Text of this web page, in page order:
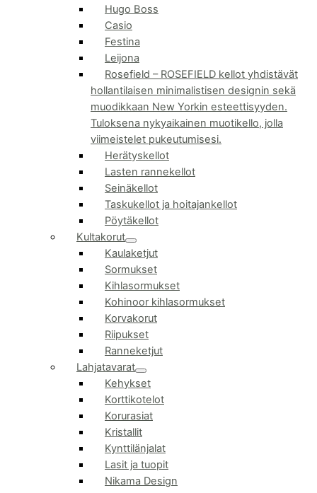
Hugo Boss
Casio
Festina
Leijona
Rosefield – ROSEFIELD kellot yhdistävät
hollantilaisen minimalistisen designin sekä
muodikkaan New Yorkin esteettisyyden.
Tuloksena nykyaikainen muotikello, jolla
viimeistelet pukeutumisesi.
Herätyskellot
Lasten rannekellot
Seinäkellot
Taskukellot ja hoitajankellot
Pöytäkellot
Kultakorut
Kaulaketjut
Sormukset
Kihlasormukset
Kohinoor kihlasormukset
Korvakorut
Riipukset
Ranneketjut
Lahjatavarat
Kehykset
Korttikotelot
Korurasiat
Kristallit
Kynttilänjalat
Lasit ja tuopit
Nikama Design